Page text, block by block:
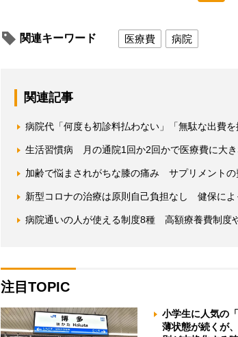
関連キーワード 医療費 病院
関連記事
病院代「何度も初診料払わない」「無駄な出費
生活習慣病 月の通院1回か2回かで医療費に大
加齢で悩まされがちな膝の痛み サプリメントの
新型コロナの治療は原則自己負担なし 健保によ
病院通いの人が使える制度8種 高額療養費制度
注目TOPIC
小学生に人気の
薄状態が続くが